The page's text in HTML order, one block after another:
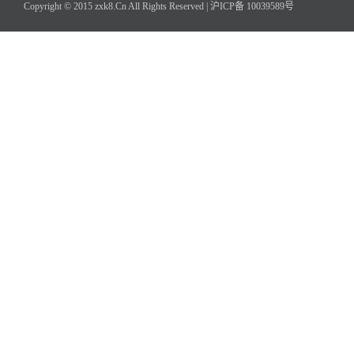
Copyright © 2015 zxk8.Cn All Rights Reserved | 沪ICP备 10039589号